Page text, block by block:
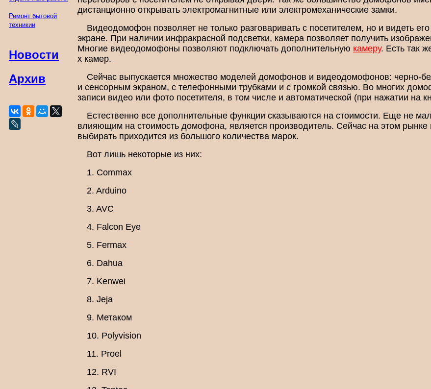
Ремонт бытовой
техникии
Новости
Архив
дистанционно открывать электромагнитные или электромеханические замки.
Видеодомофон позволяет не только разговаривать с посетителем, но и видеть
экране. При наличии инфракрасной подсветки, камера позволяет получить
Многие видеодомофоны позволяют подключать дополнительную камеру. Есть так
х камер.
Сейчас выпускается множество моделей домофонов и видеодомофонов: черно-
и сенсорным экраном, с телефонными трубками и с громкой связью. Во многих
записи видео или фото посетителя, в том числе и автоматической (при нажатии на
Естественно все дополнительные функции сказываются на стоимости. Еще не
влияющим на стоимость домофона, является производитель. Сейчас на этом рынке
выбирать приходится из большого количества марок.
Вот лишь некоторые из них:
1. Commax
2. Arduino
3. AVC
4. Falcon Eye
5. Fermax
6. Dahua
7. Kenwei
8. Jeja
9. Метаком
10. Polyvision
11. Proel
12. RVI